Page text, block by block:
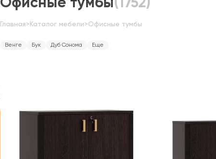
Офисные тумбы(1752)
Главная> Каталог мебели>Офисные тумбы
Венге Бук Дуб Сонома Еще